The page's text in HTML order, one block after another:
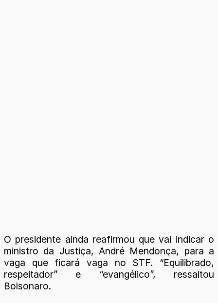
O presidente ainda reafirmou que vai indicar o
ministro da Justiça, André Mendonça, para a
vaga que ficará vaga no STF. “Equilibrado,
respeitador” e “evangélico”, ressaltou
Bolsonaro.